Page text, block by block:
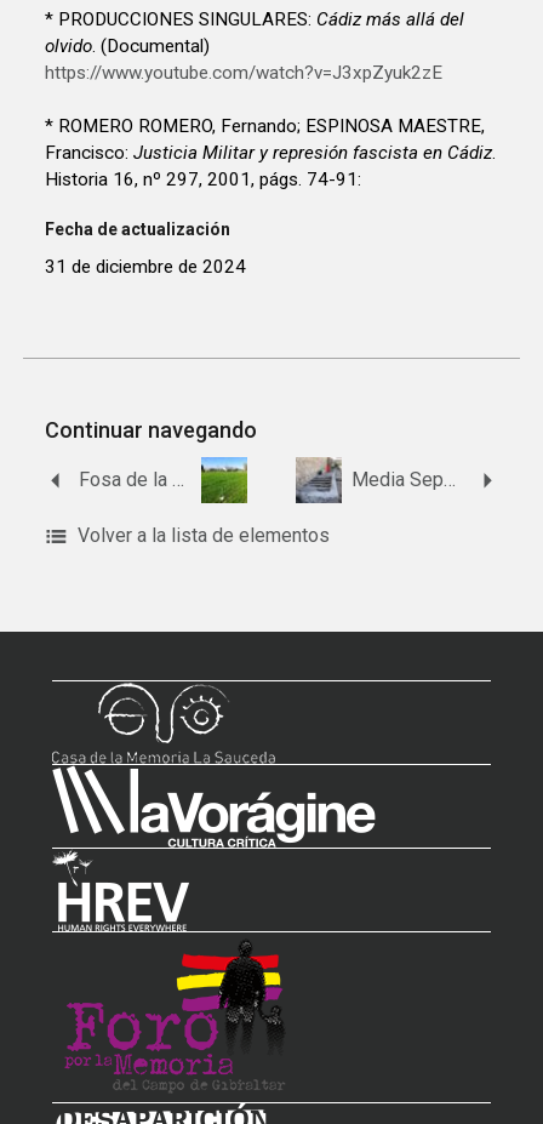
* PRODUCCIONES SINGULARES: Cádiz más allá del
olvido. (Documental)
https://www.youtube.com/watch?v=J3xpZyuk2zE
* ROMERO ROMERO, Fernando; ESPINOSA MAESTRE,
Francisco:Justicia Militar y represión fascista en Cádiz.
Historia 16, nº 297, 2001, págs. 74-91:
Fecha de actualización
31 de diciembre de 2024
Continuar navegando
Fosa de la Venta de los Cuatro Mojones Media Sepultura 13, Fila 1, Patio 1, Cementerio Civil Sur del antiguo cementerio de San José en Cádiz
Volver a la lista de elementos